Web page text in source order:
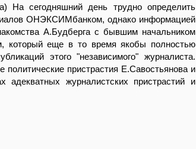
На сегодняшний день трудно определить
ОНЭКСИМбанком, однако информацией
А.Будберга с бывшим начальником
еще в то время якобы полностью
этого "независимого" журналиста.
пристрастия Е.Савостьянова и
журналистских пристрастий и